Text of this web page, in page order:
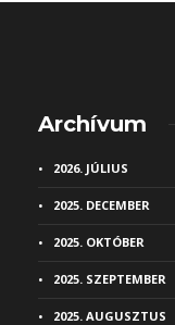
Archívum
2026. JÚLIUS
2025. DECEMBER
2025. OKTÓBER
2025. SZEPTEMBER
2025. AUGUSZTUS